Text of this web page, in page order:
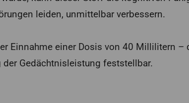
leiden, unmittelbar verbessern.
Einnahme einer Dosis von 40 Millilitern
der Gedächtnisleistung feststellbar.